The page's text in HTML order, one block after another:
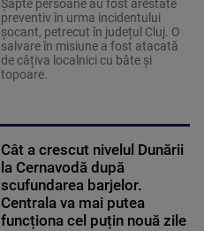
Șapte persoane au fost arestate
preventiv în urma incidentului
șocant, petrecut în județul Cluj. O
salvare în misiune a fost atacată
de câțiva localnici cu bâte și
topoare.
Cât a crescut nivelul Dunării
la Cernavodă după
scufundarea barjelor.
Centrala va mai putea
funcționa cel puțin nouă zile